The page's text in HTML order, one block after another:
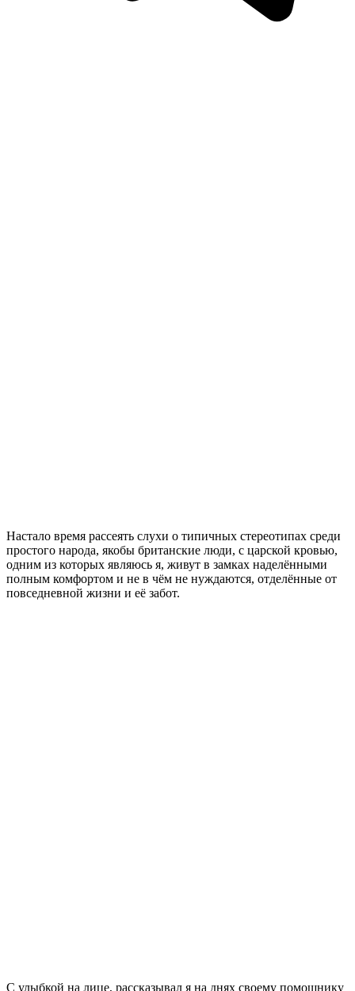
Настало время рассеять слухи о типичных стереотипах среди
простого народа, якобы британские люди, с царской кровью,
одним из которых являюсь я, живут в замках наделёнными
полным комфортом и не в чём не нуждаются, отделённые от
повседневной жизни и её забот.
С улыбкой на лице, рассказывал я на днях своему помощнику